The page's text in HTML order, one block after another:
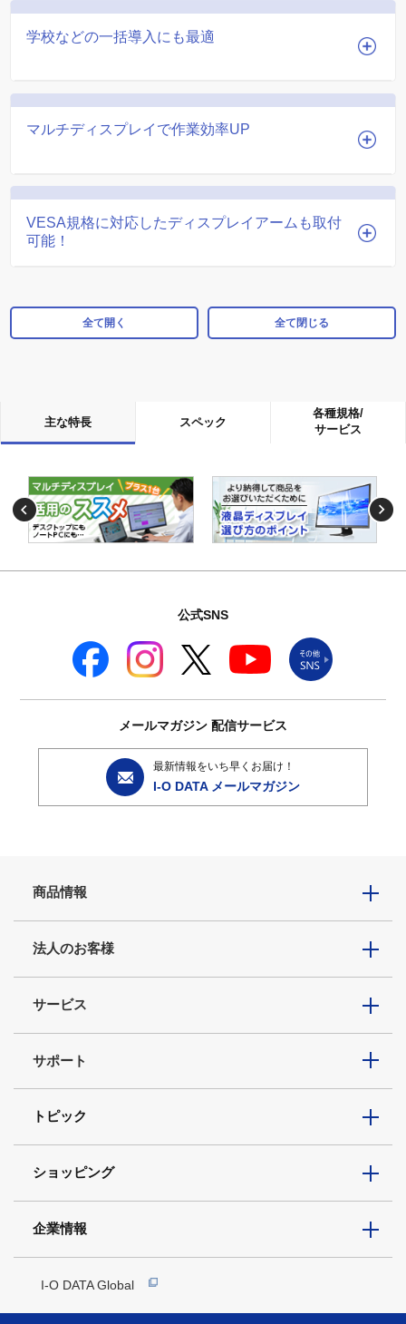
学校などの一括導入にも最適
マルチディスプレイで作業効率UP
VESA規格に対応したディスプレイアームも取付
可能！
全て開く 全て閉じる
主な特長 スペック
各種規格/
サービス
公式SNS
メールマガジン 配信サービス
最新情報をいち早くお届け！
I-O DATA メールマガジン
商品情報
法人のお客様
サービス
サポート
トピック
ショッピング
企業情報
I-O DATA Global